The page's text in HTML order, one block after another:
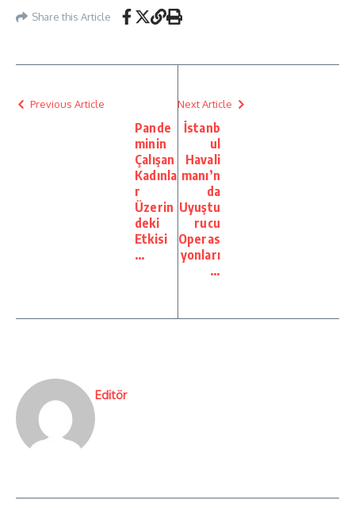
Share this Article
Previous Article
Pande
minin
Çalışan
Kadınla
r
Üzerin
deki
Etkisi
…
Next Article
İstanb
ul
Havali
manı’n
da
Uyuştu
rucu
Operas
yonları
…
Editör